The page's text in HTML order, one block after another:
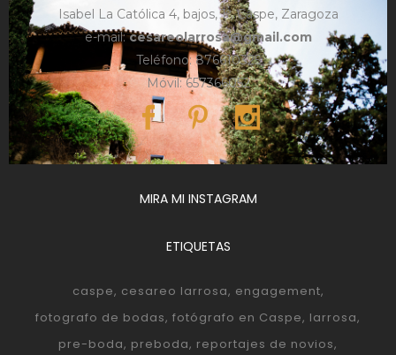
Isabel La Católica 4, bajos, 1º, Caspe, Zaragoza
e-mail:cesareolarrosa@gmail.com
Teléfono: 876610325
Móvil: 657366052
MIRA MI INSTAGRAM
ETIQUETAS
caspe cesareo larrosa engagement
fotografo de bodas fotógrafo en Caspe larrosa
pre-boda preboda reportajes de novios